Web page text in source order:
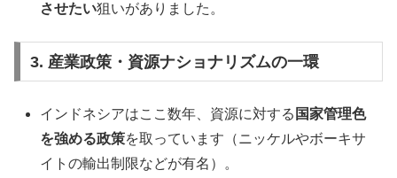
させたい狙いがありました。
3. 産業政策・資源ナショナリズムの一環
インドネシアはここ数年、資源に対する 国家管理色
を強める政策を取っています（ニッケルやボーキサ
イトの輸出制限などが有名）。